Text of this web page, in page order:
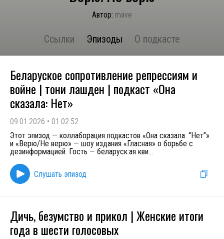
Автор: mave
Ссылки Эпизоды О подкасте
Беларуское сопротивление репрессиям и
войне | тони лашден | подкаст «Она
сказала: Нет»
09.01.2026 • 01:02:52
Этот эпизод — коллаборация подкастов «Она сказала: “Нет”»
и «Верю/Не верю» — шоу издания «Гласная» о борьбе с
дезинформацией. Гость — беларуск:ая кви...
Слушать эпизод
Дичь, безумство и прикол | Женские итоги
года в шести голосовых